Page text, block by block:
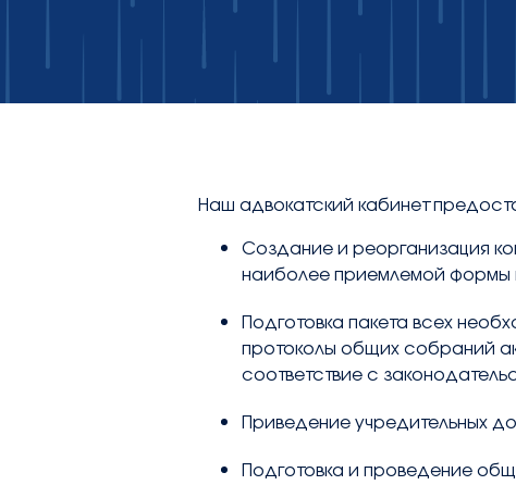
Контакты
contact@avocatsidorova.fr
+33 6 29 90 28 59
Наш адвокатский кабинет
Создание и реорганизация
наиболее приемлемой формы
Подготовка пакета всех
протоколы общих собраний
соответствие с
Приведение учредительных
Подготовка и проведение